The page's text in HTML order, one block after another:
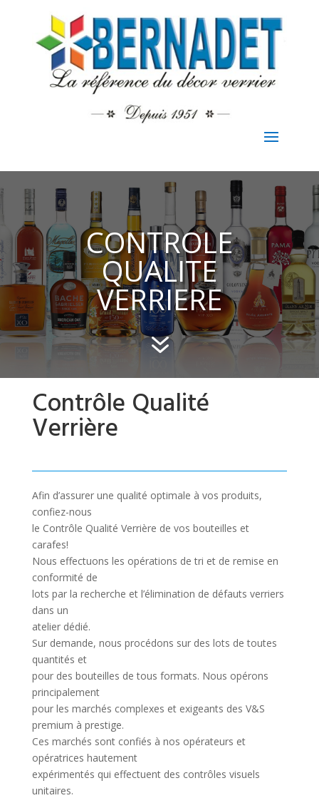
CONTROLE
QUALITE
VERRIERE
7
Contrôle Qualité
Verrière
Afin d’assurer une qualité optimale à vos produits,
confiez-nous
le Contrôle Qualité Verrière de vos bouteilles et
carafes!
Nous effectuons les opérations de tri et de remise en
conformité de
lots par la recherche et l’élimination de défauts verriers
dans un
atelier dédié.
Sur demande, nous procédons sur des lots de toutes
quantités et
pour des bouteilles de tous formats. Nous opérons
principalement
pour les marchés complexes et exigeants des V&S
premium à prestige.
Ces marchés sont confiés à nos opérateurs et
opératrices hautement
expérimentés qui effectuent des contrôles visuels
unitaires.